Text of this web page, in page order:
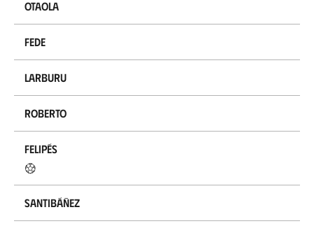
Otaola
Fede
Larburu
Roberto
Felipés
Santibáñez